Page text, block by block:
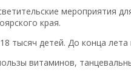
мероприятия
края.
тысяч детей. До конца
витаминов,